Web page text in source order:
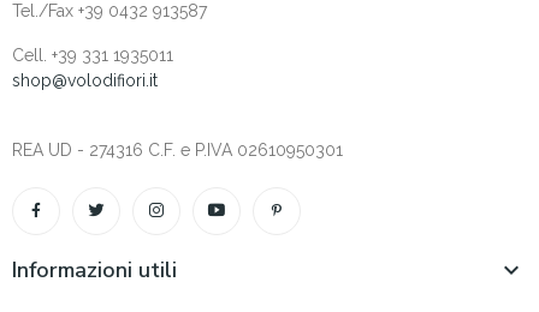
Tel./Fax +39 0432 913587
Cell. +‎39 331 1935011
shop@volodifiori.it
REA UD - 274316 C.F. e P.IVA 02610950301
Informazioni utili 